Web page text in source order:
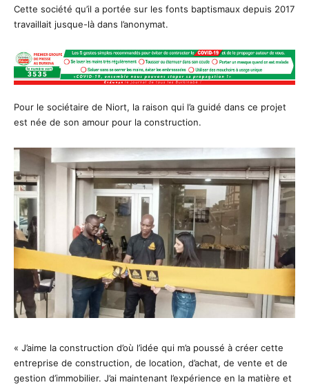
Cette société qu’il a portée sur les fonts baptismaux depuis 2017
travaillait jusque-là dans l’anonymat.
Pour le sociétaire de Niort, la raison qui l’a guidé dans ce projet
est née de son amour pour la construction.
« J’aime la construction d’où l’idée qui m’a poussé à créer cette
entreprise de construction, de location, d’achat, de vente et de
gestion d’immobilier. J’ai maintenant l’expérience en la matière et